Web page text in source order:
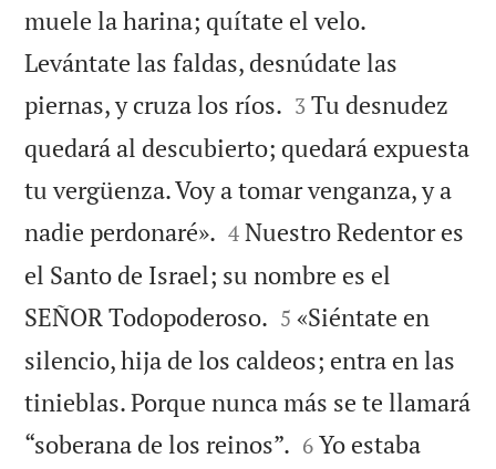
muele la harina; quítate el velo.
Levántate las faldas, desnúdate las
piernas, y cruza los ríos. 

3 Tu desnudez
quedará al descubierto; quedará expuesta
tu vergüenza. Voy a tomar venganza, y a
nadie perdonaré». 

4 Nuestro Redentor es
el Santo de Israel; su nombre es el
SEÑOR Todopoderoso. 

5 «Siéntate en
silencio, hija de los caldeos; entra en las
tinieblas. Porque nunca más se te llamará
“soberana de los reinos”. 

6 Yo estaba